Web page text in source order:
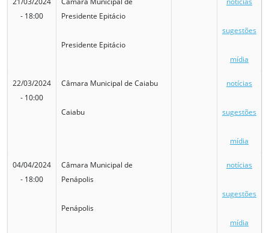
- 18:00
Presidente Epitácio
Presidente Epitácio
sugestões
mídia
22/03/2024
- 10:00
Câmara Municipal de Caiabu
Caiabu
notícias
sugestões
mídia
04/04/2024
- 18:00
Câmara Municipal de
Penápolis
Penápolis
notícias
sugestões
mídia